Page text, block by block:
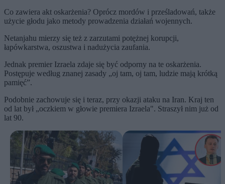
Co zawiera akt oskarżenia? Oprócz mordów i prześladowań, także
użycie głodu jako metody prowadzenia działań wojennych.
Netanjahu mierzy się też z zarzutami potężnej korupcji,
łapówkarstwa, oszustwa i nadużycia zaufania.
Jednak premier Izraela zdaje się być odporny na te oskarżenia.
Postępuje według znanej zasady „oj tam, oj tam, ludzie mają krótką
pamięć”.
Podobnie zachowuje się i teraz, przy okazji ataku na Iran. Kraj ten
od lat był „oczkiem w głowie premiera Izraela". Straszył nim już od
lat 90.